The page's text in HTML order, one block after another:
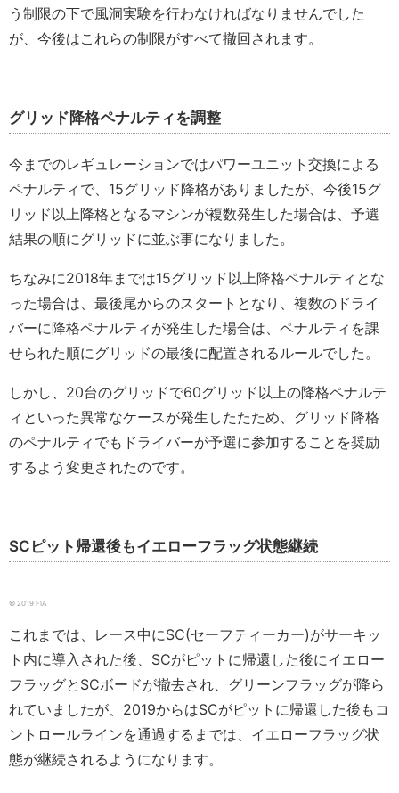
う制限の下で風洞実験を行わなければなりませんでした
が、今後はこれらの制限がすべて撤回されます。
グリッド降格ペナルティを調整
今までのレギュレーションではパワーユニット交換による
ペナルティで、15グリッド降格がありましたが、今後15グ
リッド以上降格となるマシンが複数発生した場合は、予選
結果の順にグリッドに並ぶ事になりました。
ちなみに2018年までは15グリッド以上降格ペナルティとな
った場合は、最後尾からのスタートとなり、複数のドライ
バーに降格ペナルティが発生した場合は、ペナルティを課
せられた順にグリッドの最後に配置されるルールでした。
しかし、20台のグリッドで60グリッド以上の降格ペナルテ
ィといった異常なケースが発生したたため、グリッド降格
のペナルティでもドライバーが予選に参加することを奨励
するよう変更されたのです。
SCピット帰還後もイエローフラッグ状態継続
© 2019 FIA
これまでは、レース中にSC(セーフティーカー)がサーキッ
ト内に導入された後、SCがピットに帰還した後にイエロー
フラッグとSCボードが撤去され、グリーンフラッグが降ら
れていましたが、2019からはSCがピットに帰還した後もコ
ントロールラインを通過するまでは、イエローフラッグ状
態が継続されるようになります。